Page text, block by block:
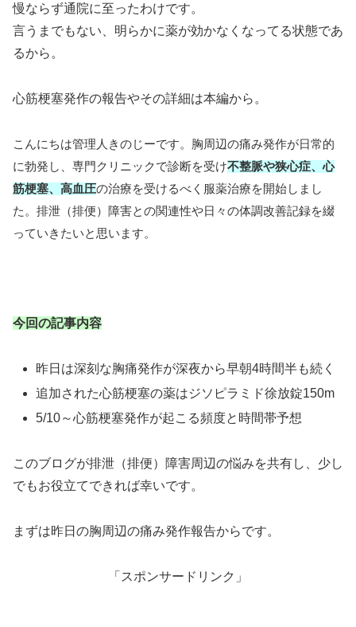
慢ならず通院に至ったわけです。
言うまでもない、明らかに薬が効かなくなってる状態であ
るから。
心筋梗塞発作の報告やその詳細は本編から。
こんにちは管理人きのじーです。胸周辺の痛み発作が日常的
に勃発し、専門クリニックで診断を受け不整脈や狭心症、心
筋梗塞、高血圧の治療を受けるべく服薬治療を開始しまし
た。排泄（排便）障害との関連性や日々の体調改善記録を綴
っていきたいと思います。
今回の記事内容
昨日は深刻な胸痛発作が深夜から早朝4時間半も続く
追加された心筋梗塞の薬はジソピラミド徐放錠150m
5/10～心筋梗塞発作が起こる頻度と時間帯予想
このブログが排泄（排便）障害周辺の悩みを共有し、少し
でもお役立てできれば幸いです。
まずは昨日の胸周辺の痛み発作報告からです。
「スポンサードリンク」